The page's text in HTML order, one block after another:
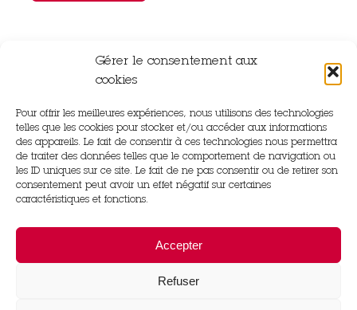
Gérer le consentement aux
cookies
Pour offrir les meilleures expériences, nous utilisons des technologies
telles que les cookies pour stocker et/ou accéder aux informations
des appareils. Le fait de consentir à ces technologies nous permettra
de traiter des données telles que le comportement de navigation ou
les ID uniques sur ce site. Le fait de ne pas consentir ou de retirer son
consentement peut avoir un effet négatif sur certaines
caractéristiques et fonctions.
Accepter
Refuser
Rue Gutenberg,
14840 Démouville
02 31 83 22 97
61310 Gouffern en Auge